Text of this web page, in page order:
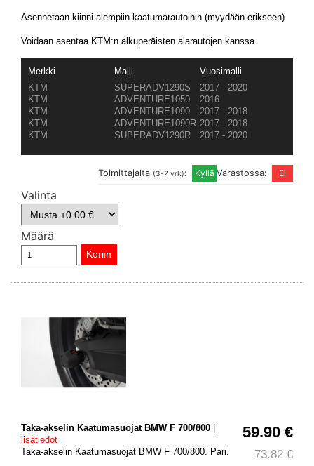
Asennetaan kiinni alempiin kaatumarautoihin (myydään erikseen)
Voidaan asentaa KTM:n alkuperäisten alarautojen kanssa.
Merkki Malli
Vuosimalli
KTM
SUPERADV1290S
2017 - 2020
KTM
ADVENTURE1050
2016
KTM
ADVENTURE1090
2017 - 2018
KTM
ADVENTURE1090R 2017 - 2018
KTM
SUPERADV1290R 2017 - 2020
Varastossa:
Toimittajalta (3-7 vrk):
Valinta
Määrä
59.90 €
73.82 €
Taka-akselin Kaatumasuojat BMW F 700/800 |
lisätiedot
Taka-akselin Kaatumasuojat BMW F 700/800. Pari.